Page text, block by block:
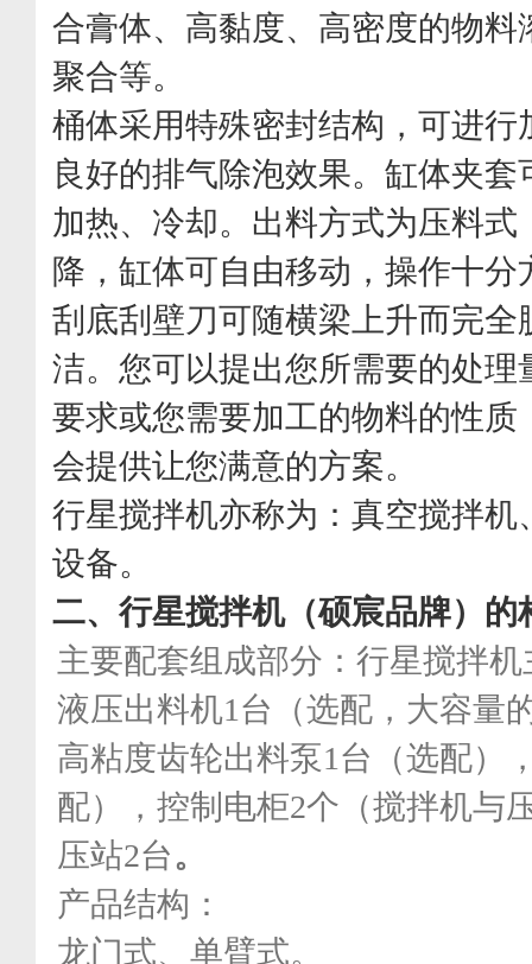
合膏体、高黏度、高密度的物料
聚合等。
桶体采用特殊密封结构，可进行
良好的排气除泡效果。缸体夹
加热、冷却。出料方式为压料式
降，缸体可自由移动，操作十
刮底刮壁刀可随横梁上升而完全
洁。您可以提出您所需要的处理
要求或您需要加工的物料的性质
会提供让您满意的方案。
行星搅拌机亦称为：真空搅拌机
设备。
二、 行星搅拌机（硕宸品牌）的
主要配套组成部分：行星搅拌
液压出料机1台（选配，大容量
高粘度齿轮出料泵1台（选配）
配），控制电柜2个（搅拌机与
压站2台。
产品结构：
龙门式、单臂式。